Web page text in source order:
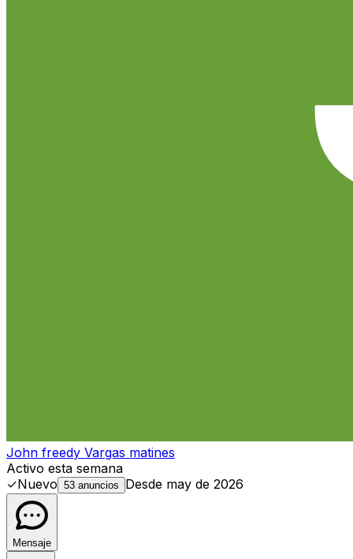
John freedy Vargas matines
Activo esta semana
✓Nuevo 53 anuncios Desde may de 2026
Mensaje